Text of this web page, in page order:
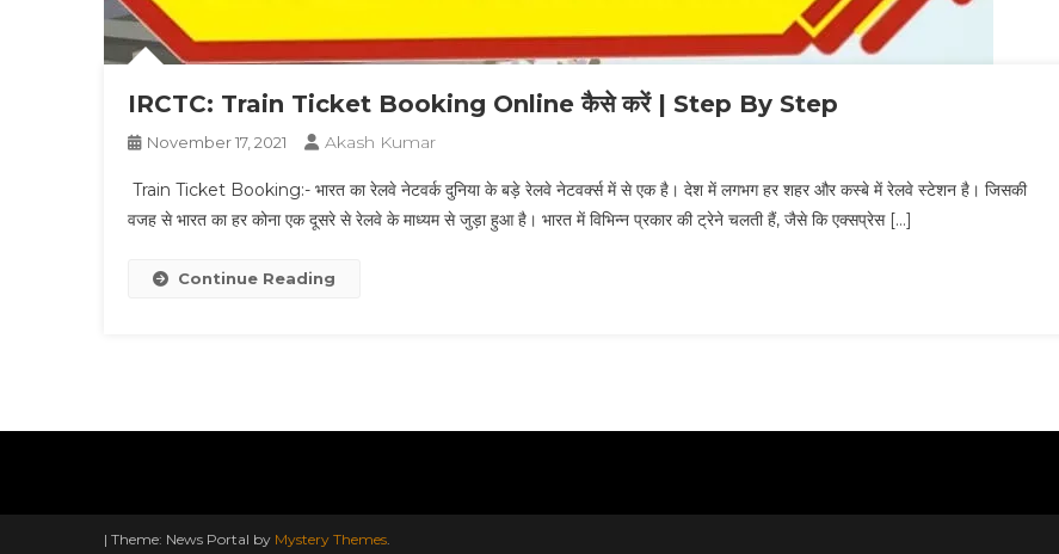
IRCTC: Train Ticket Booking Online कैसे करें | Step By Step
November 17, 2021 Akash Kumar
Train Ticket Booking:- भारत का रेलवे नेटवर्क दुनिया के बड़े रेलवे नेटवर्क्स में से एक है। देश में लगभग हर शहर और कस्बे में रेलवे स्टेशन है। जिसकी
वजह से भारत का हर कोना एक दूसरे से रेलवे के माध्यम से जुड़ा हुआ है। भारत में विभिन्न प्रकार की ट्रेने चलती हैं, जैसे कि एक्सप्रेस […]
Continue Reading
| Theme: News Portal by Mystery Themes.